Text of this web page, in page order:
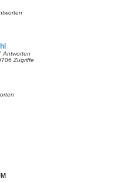
Antworten
Zugriffe